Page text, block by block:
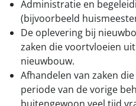
Administratie en
(bijvoorbeeld
De oplevering bij
zaken die voortvloeien
nieuwbouw.
Afhandelen van zaken
periode van de vorige